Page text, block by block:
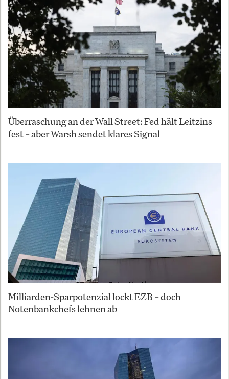
Überraschung an der Wall Street: Fed hält Leitzins
fest – aber Warsh sendet klares Signal
Milliarden-Sparpotenzial lockt EZB – doch
Notenbankchefs lehnen ab